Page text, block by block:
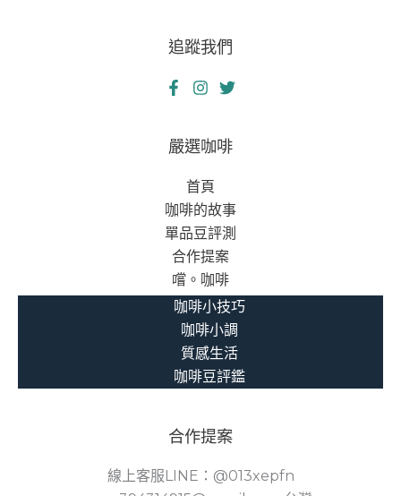
追蹤我們
嚴選咖啡
首頁
咖啡的故事
單品豆評測
合作提案
嚐。咖啡
咖啡小技巧
咖啡小調
質感生活
咖啡豆評鑑
合作提案
線上客服LINE：@013xepfn